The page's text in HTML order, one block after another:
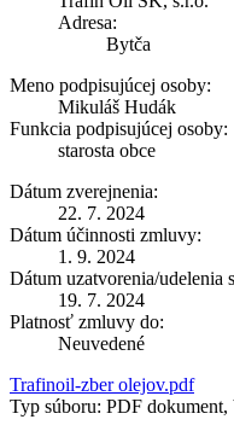
Adresa:
Bytča
Meno podpisujúcej osoby:
Mikuláš Hudák
Funkcia podpisujúcej osoby:
starosta obce
Dátum zverejnenia:
22. 7. 2024
Dátum účinnosti zmluvy:
1. 9. 2024
Dátum uzatvorenia/udelenia
19. 7. 2024
Platnosť zmluvy do:
Neuvedené
Trafinoil-zber olejov.pdf
Typ súboru: PDF